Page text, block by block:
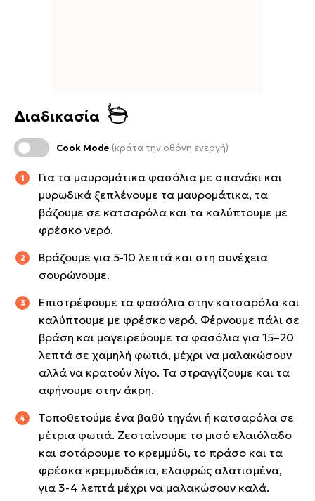
Διαδικασία
Cook Mode (κράτα την οθόνη ενεργή)
Για τα μαυρομάτικα φασόλια με σπανάκι και
μυρωδικά ξεπλένουμε τα μαυρομάτικα, τα
βάζουμε σε κατσαρόλα και τα καλύπτουμε με
φρέσκο νερό.
Βράζουμε για 5-10 λεπτά και στη συνέχεια
σουρώνουμε.
Επιστρέφουμε τα φασόλια στην κατσαρόλα και
καλύπτουμε με φρέσκο νερό. Φέρνουμε πάλι σε
βράση και μαγειρεύουμε τα φασόλια για 15–20
λεπτά σε χαμηλή φωτιά, μέχρι να μαλακώσουν
αλλά να κρατούν λίγο. Τα στραγγίζουμε και τα
αφήνουμε στην άκρη.
Τοποθετούμε ένα βαθύ τηγάνι ή κατσαρόλα σε
μέτρια φωτιά. Ζεσταίνουμε το μισό ελαιόλαδο
και σοτάρουμε το κρεμμύδι, το πράσο και τα
φρέσκα κρεμμυδάκια, ελαφρώς αλατισμένα,
για 3-4 λεπτά μέχρι να μαλακώσουν καλά.